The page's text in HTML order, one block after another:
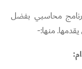
محاسبي بفضل
منها:-